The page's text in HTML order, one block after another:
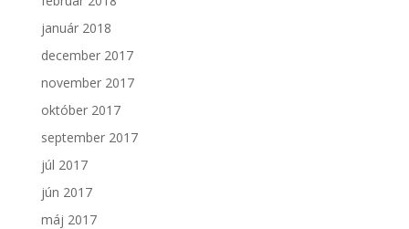
január 2018
december 2017
november 2017
október 2017
september 2017
júl 2017
jún 2017
máj 2017